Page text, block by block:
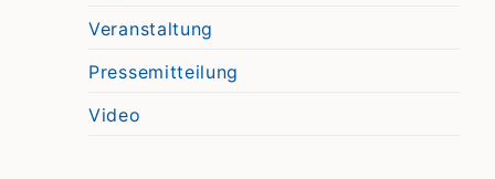
Veranstaltung
Pressemitteilung
Video